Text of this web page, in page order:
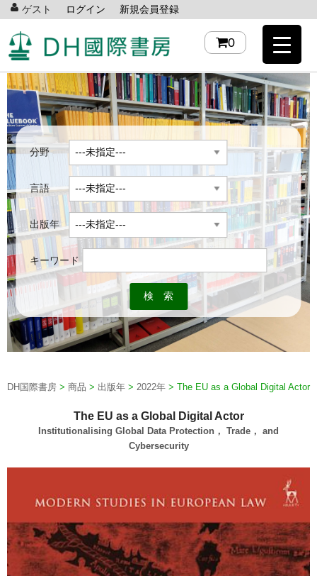
ゲスト ログイン 新規会員登録
0
分野
言語
出版年
キーワード
DH国際書房 > 商品 > 出版年 > 2022年 > The EU as a Global Digital Actor
The EU as a Global Digital Actor
Institutionalising Global Data Protection， Trade， and
Cybersecurity